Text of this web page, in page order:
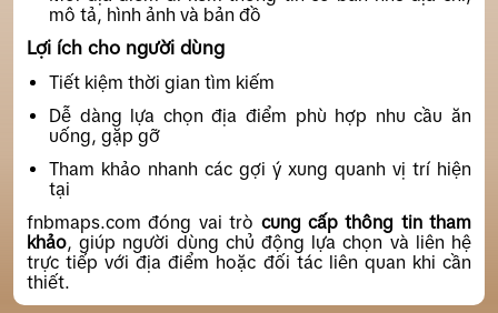
mô tả, hình ảnh và bản đồ
Lợi ích cho người dùng
Tiết kiệm thời gian tìm kiếm
Dễ dàng lựa chọn địa điểm phù hợp nhu cầu ăn
uống, gặp gỡ
Tham khảo nhanh các gợi ý xung quanh vị trí hiện
tại
fnbmaps.com đóng vai trò cung cấp thông tin tham
khảo, giúp người dùng chủ động lựa chọn và liên hệ
trực tiếp với địa điểm hoặc đối tác liên quan khi cần
thiết.